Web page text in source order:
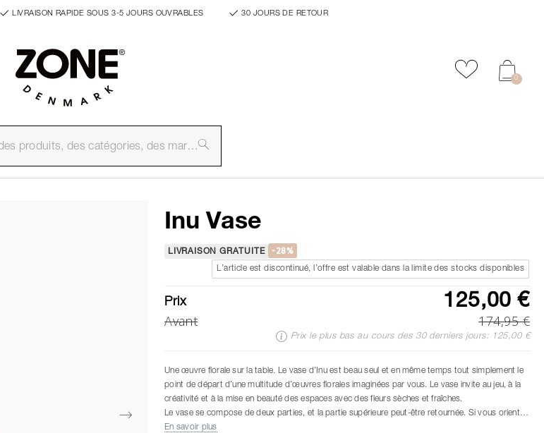
LIVRAISON RAPIDE SOUS 3-5 JOURS OUVRABLES 30 JOURS DE RETOUR
Ajouter aux
0
Inu Vase
LIVRAISON GRATUITE -28%
L’article est discontinué, l’offre est valable dans la limite des stocks disponibles
Prix 125,00 €
Avant 174,95 €
Prix le plus bas au cours des 30 derniers jours: 125,00 €
Une œuvre florale sur la table. Le vase d’Inu est beau seul et en même temps tout simplement le
point de départ d’une multitude d’œuvres florales imaginées par vous. Le vase invite au jeu, à la
créativité et à la mise en beauté des espaces avec des fleurs sèches et fraîches.
Le vase se compose de deux parties, et la partie supérieure peut-être retournée. Si vous orientez
le col vers le bas, le vase constituera une base parfaite pour les grands bouquets. Si vous
En savoir plus